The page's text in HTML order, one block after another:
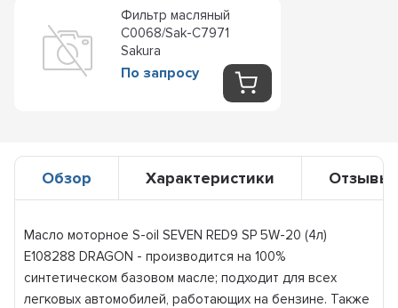
Фильтр масляный
C0068/Sak-C7971
Sakura
По запросу
Обзор Характеристики Отзывы
Масло моторное S-oil SEVEN RED9 SP 5W-20 (4л)
E108288 DRAGON - производится на 100%
синтетическом базовом масле; подходит для всех
легковых автомобилей, работающих на бензине. Также